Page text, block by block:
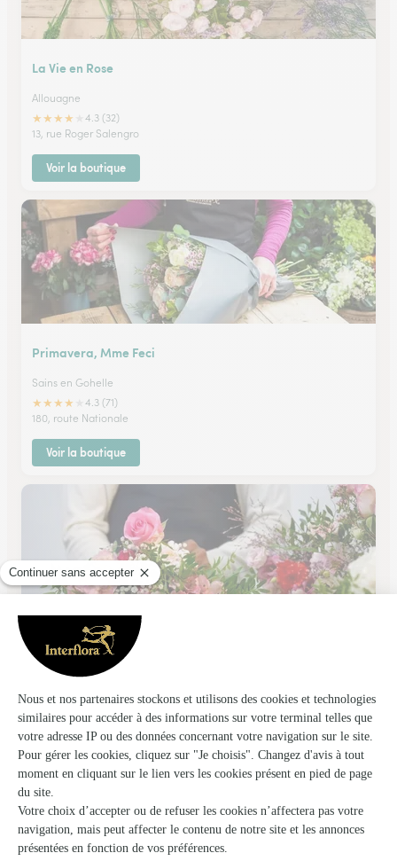
La Vie en Rose
Allouagne
★★★★
4.3 (32)
13, rue Roger Salengro
Voir la boutique
Primavera, Mme Feci
Sains en Gohelle
★★★★
4.3 (71)
180, route Nationale
Voir la boutique
Anemone & Capucine
Bois Grenier
40, rue de Fleurbaix
Voir la boutique